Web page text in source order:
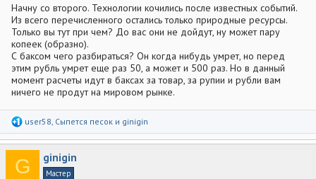
Начну со второго. Технологии кочились после известных событий.
Из всего перечисленного остались только природные ресурсы.
Только вы тут при чем? До вас они не дойдут, ну может пару
копеек (образно).
С баксом чего разбираться? Он когда нибудь умрет, но перед
этим рубль умрет еще раз 50, а может и 500 раз. Но в данный
момент расчеты идут в баксах за товар, за рупии и рубли вам
ничего не продут на мировом рынке.
Р
а
к
ц
и
user58 Сыпется песок и ginigin
G ginigin
Мастер